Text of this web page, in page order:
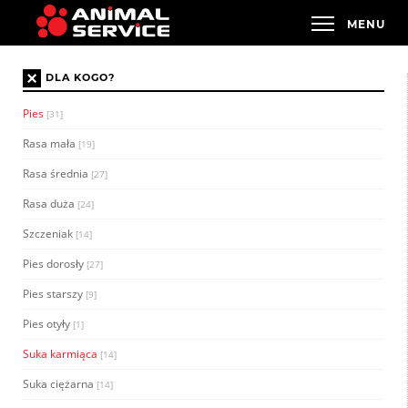
× DLA KOGO?
Pies [31]
Rasa mała [19]
Rasa średnia [27]
Rasa duża [24]
Szczeniak [14]
Pies dorosły [27]
Pies starszy [9]
Pies otyły [1]
Suka karmiąca [14]
Suka ciężarna [14]